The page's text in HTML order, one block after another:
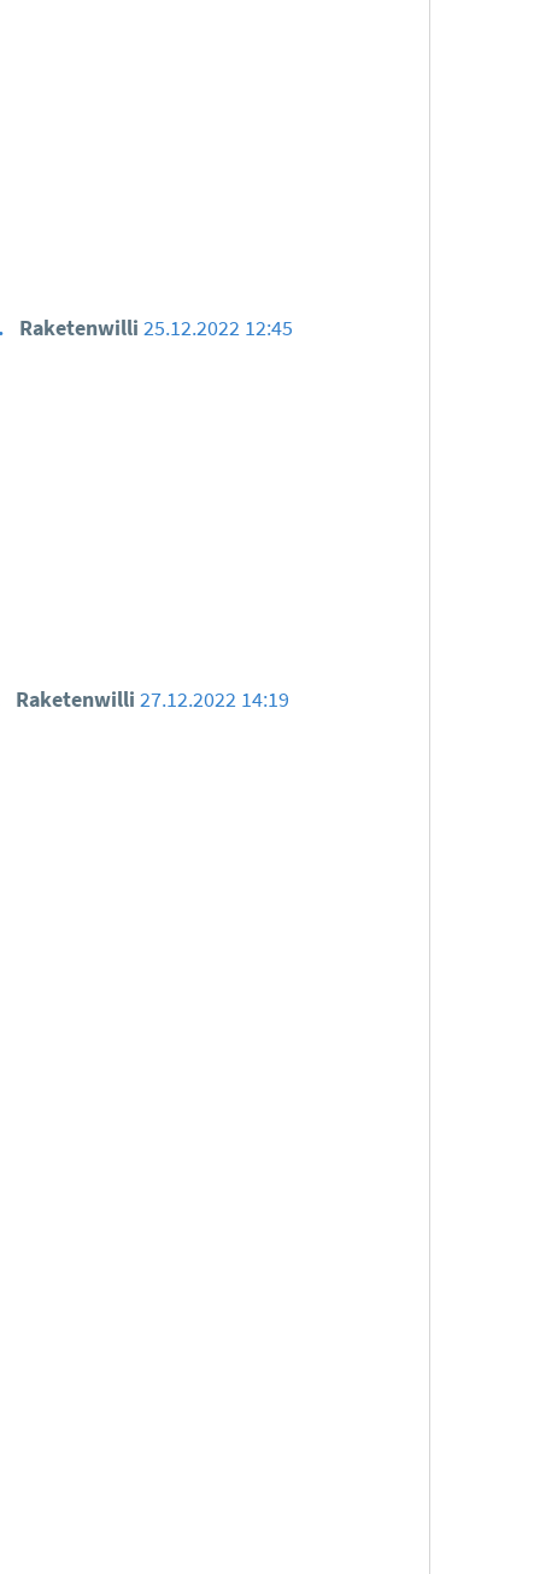
Raketenwilli 25.12.2022 12:45
Raketenwilli 27.12.2022 14:19